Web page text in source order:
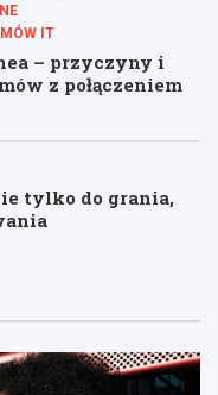
IT
– przyczyny i
z połączeniem
tylko do grania,